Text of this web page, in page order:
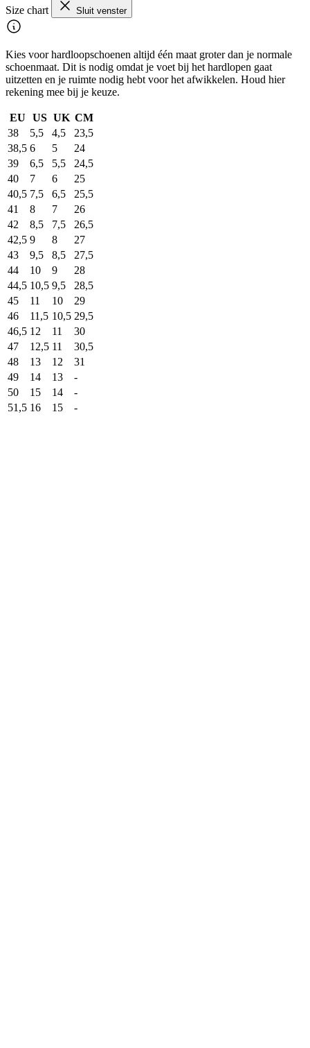
Size chart Sluit venster
Kies voor hardloopschoenen altijd één maat groter dan je normale
schoenmaat. Dit is nodig omdat je voet bij het hardlopen gaat
uitzetten en je ruimte nodig hebt voor het afwikkelen. Houd hier
rekening mee bij je keuze.
EU US UK CM
38
5,5 4,5
23,5
38,5 6 5
24
39
6,5 5,5
24,5
40
7 6
25
40,5 7,5 6,5
25,5
41
8 7
26
42
8,5 7,5
26,5
42,5 9 8
27
43
9,5 8,5
27,5
44
10 9
28
44,5 10,5 9,5
28,5
45
11 10
29
46
11,5 10,5 29,5
46,5 12 11
30
47
12,5 11
30,5
48
13 12
31
49
14 13
-
50
15 14
-
51,5 16 15 -